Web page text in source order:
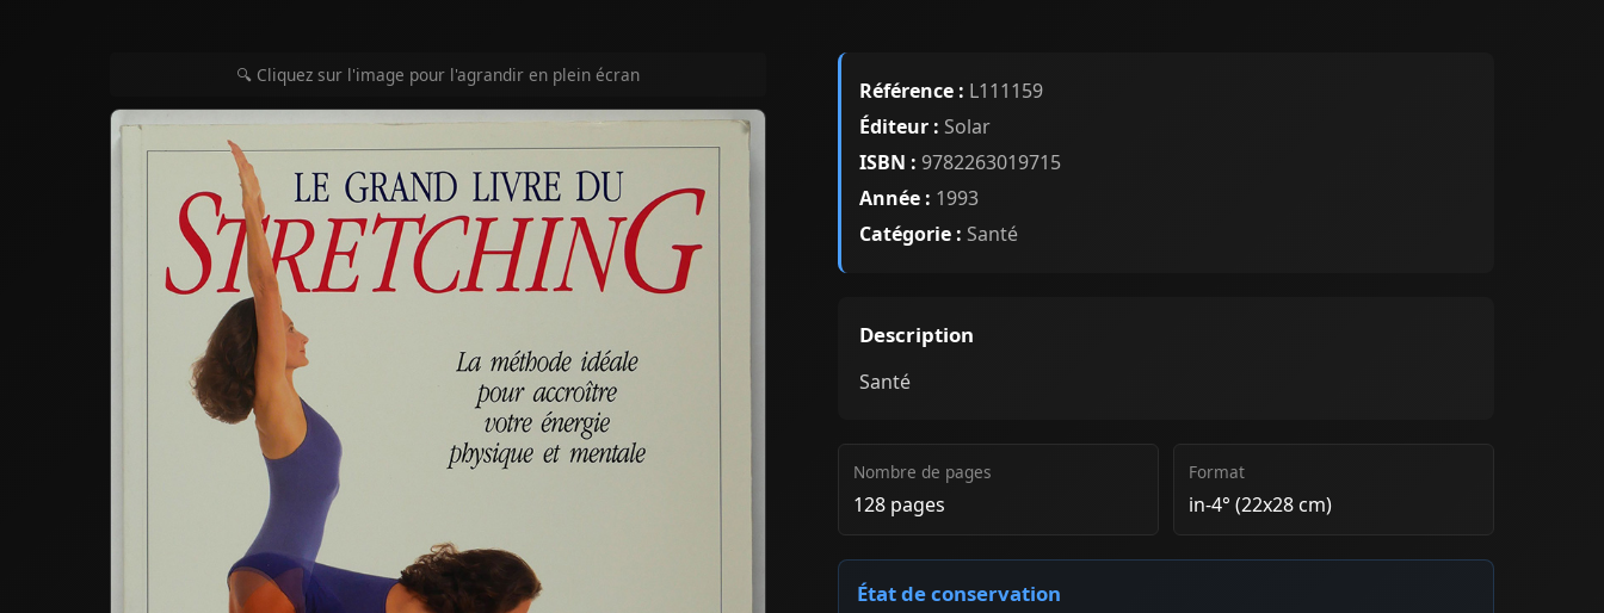
🔍 Cliquez sur l'image pour l'agrandir en plein écran
Référence : L111159
Éditeur : Solar
ISBN : 9782263019715
Année : 1993
Catégorie : Santé
Description
Santé
Nombre de pages
128 pages
Format
in-4° (22x28 cm)
État de conservation